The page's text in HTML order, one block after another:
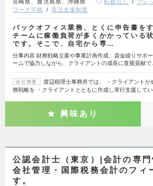
宮崎県、鹿児島県、沖縄県
転勤なし フレ
ワーク可能
育児支援制度
バックオフィス業務、とくに申告書を
チームに稼働負荷が多くかかっている
です。そこで、自宅から専…
仕事内容 財務戦略立案や事業計画作成、資金繰りサポ
ームで協力しながら、クライアントの成長に直接貢献で
会社概要
渡辺税理士事務所では、 ・クライアントが
務戦略を ・クライアントとともに作成し実行支援して
興味あり
公認会計士（東京）|会計の専
会社管理・国際税務会計のフィ
す。